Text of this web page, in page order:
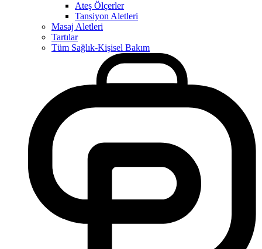
Ateş Ölçerler
Tansiyon Aletleri
Masaj Aletleri
Tartılar
Tüm Sağlık-Kişisel Bakım